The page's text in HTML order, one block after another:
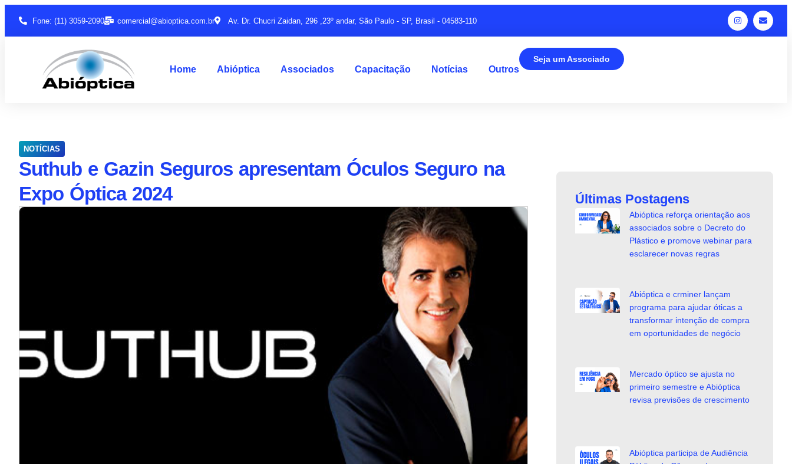
Fone: (11) 3059-2090 comercial@abioptica.com.br Av. Dr. Chucri Zaidan, 296 ,23º andar, São Paulo - SP, Brasil - 04583-110
Home Abióptica Associados Capacitação Notícias Outros
Seja um Associado
NOTÍCIAS
Suthub e Gazin Seguros apresentam Óculos Seguro na
Expo Óptica 2024
Últimas Postagens
Abióptica reforça orientação aos
associados sobre o Decreto do
Plástico e promove webinar para
esclarecer novas regras
Abióptica e crminer lançam
programa para ajudar óticas a
transformar intenção de compra
em oportunidades de negócio
Mercado óptico se ajusta no
primeiro semestre e Abióptica
revisa previsões de crescimento
Abióptica participa de Audiência